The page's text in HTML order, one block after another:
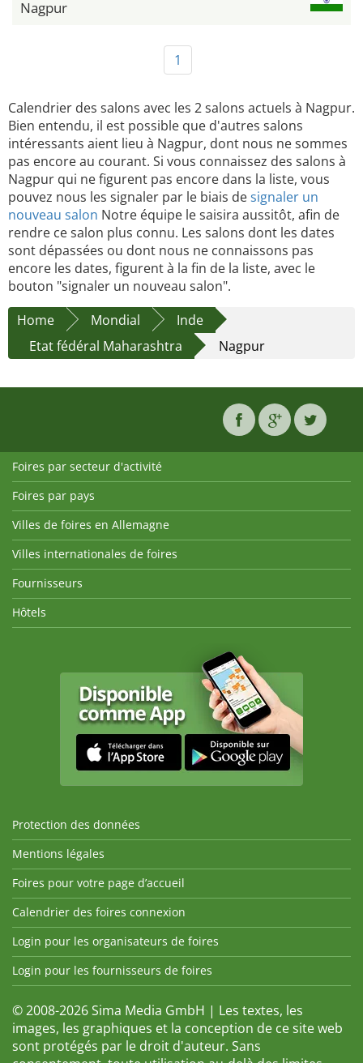
Nagpur
1
Calendrier des salons avec les 2 salons actuels à Nagpur.
Bien entendu, il est possible que d'autres salons
intéressants aient lieu à Nagpur, dont nous ne sommes
pas encore au courant. Si vous connaissez des salons à
Nagpur qui ne figurent pas encore dans la liste, vous
pouvez nous les signaler par le biais designaler un
nouveau salon Notre équipe le saisira aussitôt, afin de
rendre ce salon plus connu. Les salons dont les dates
sont dépassées ou dont nous ne connaissons pas
encore les dates, figurent à la fin de la liste, avec le
bouton "signaler un nouveau salon".
Home
Mondial
Inde
Etat fédéral Maharashtra
Nagpur
Foires par secteur d'activité
Foires par pays
Villes de foires en Allemagne
Villes internationales de foires
Fournisseurs
Hôtels
Protection des données
Mentions légales
Foires pour votre page d’accueil
Calendrier des foires connexion
Login pour les organisateurs de foires
Login pour les fournisseurs de foires
© 2008-2026 Sima Media GmbH | Les textes, les
images, les graphiques et la conception de ce site web
sont protégés par le droit d'auteur. Sans